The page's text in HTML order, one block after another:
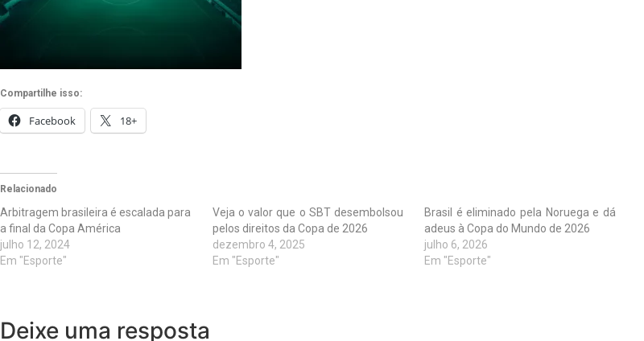
Compartilhe isso:
Facebook 18+
Relacionado
Arbitragem brasileira é escalada para
a final da Copa América
julho 12, 2024
Em "Esporte"
Veja o valor que o SBT desembolsou
pelos direitos da Copa de 2026
dezembro 4, 2025
Em "Esporte"
Brasil é eliminado pela Noruega e dá
adeus à Copa do Mundo de 2026
julho 6, 2026
Em "Esporte"
Deixe uma resposta